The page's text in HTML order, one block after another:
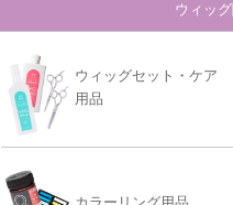
ウィッ
ウィッグセット・ケア
用品